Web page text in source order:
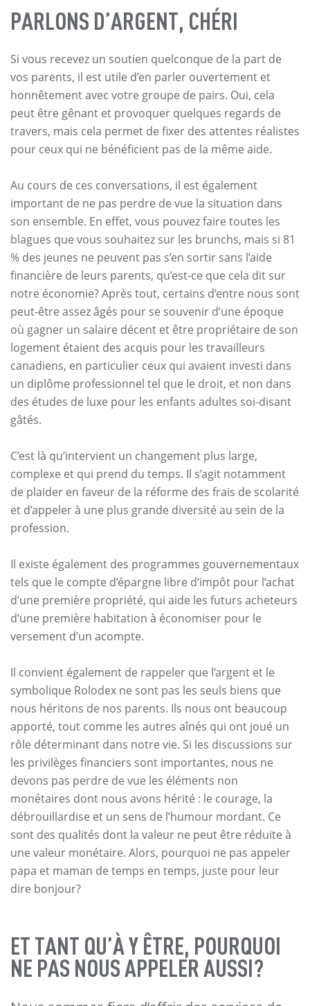
PARLONS D’ARGENT, CHÉRI
Si vous recevez un soutien quelconque de la part de
vos parents, il est utile d’en parler ouvertement et
honnêtement avec votre groupe de pairs. Oui, cela
peut être gênant et provoquer quelques regards de
travers, mais cela permet de fixer des attentes réalistes
pour ceux qui ne bénéficient pas de la même aide.
Au cours de ces conversations, il est également
important de ne pas perdre de vue la situation dans
son ensemble. En effet, vous pouvez faire toutes les
blagues que vous souhaitez sur les brunchs, mais si 81
% des jeunes ne peuvent pas s’en sortir sans l’aide
financière de leurs parents, qu’est-ce que cela dit sur
notre économie? Après tout, certains d’entre nous sont
peut-être assez âgés pour se souvenir d’une époque
où gagner un salaire décent et être propriétaire de son
logement étaient des acquis pour les travailleurs
canadiens, en particulier ceux qui avaient investi dans
un diplôme professionnel tel que le droit, et non dans
des études de luxe pour les enfants adultes soi-disant
gâtés.
C’est là qu’intervient un changement plus large,
complexe et qui prend du temps. Il s’agit notamment
de plaider en faveur de la réforme des frais de scolarité
et d’appeler à une plus grande diversité au sein de la
profession.
Il existe également des programmes gouvernementaux
tels que le compte d’épargne libre d’impôt pour l’achat
d’une première propriété, qui aide les futurs acheteurs
d’une première habitation à économiser pour le
versement d’un acompte.
Il convient également de rappeler que l’argent et le
symbolique Rolodex ne sont pas les seuls biens que
nous héritons de nos parents. Ils nous ont beaucoup
apporté, tout comme les autres aînés qui ont joué un
rôle déterminant dans notre vie. Si les discussions sur
les privilèges financiers sont importantes, nous ne
devons pas perdre de vue les éléments non
monétaires dont nous avons hérité : le courage, la
débrouillardise et un sens de l’humour mordant. Ce
sont des qualités dont la valeur ne peut être réduite à
une valeur monétaire. Alors, pourquoi ne pas appeler
papa et maman de temps en temps, juste pour leur
dire bonjour?
ET TANT QU’À Y ÊTRE, POURQUOI
NE PAS NOUS APPELER AUSSI?